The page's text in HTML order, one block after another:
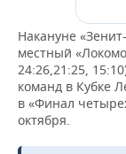
Накануне
местный
24:26,21:25,
команд в Кубке
в «Финал
октября.